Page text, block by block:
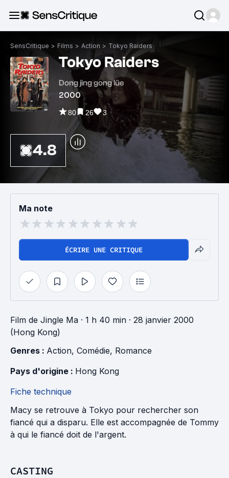
SensCritique > Films > Action > Tokyo Raiders
Tokyo Raiders
Dong jing gong lüe
2000
80 26 3
4.8
Ma note
ÉCRIRE UNE CRITIQUE
Film de Jingle Ma · 1 h 40 min · 28 janvier 2000
(Hong Kong)
Genres : Action, Comédie, Romance
Pays d'origine : Hong Kong
Fiche technique
Macy se retrouve à Tokyo pour rechercher son
fiancé qui a disparu. Elle est accompagnée de Tommy
à qui le fiancé doit de l'argent.
CASTING